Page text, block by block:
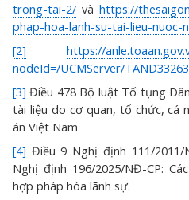
trong-tai-2/ và https://
phap-hoa-lanh-su-tai-lieu-nuoc-
[2]
https://
nodeId=/UCMServer/
[3] Điều 478 Bộ luật Tố tụng
tài liệu do cơ quan, tổ chức, cá
án Việt Nam
[4] Điều 9 Nghị định 111/
Nghị định 196/2025/NĐ-CP:
hợp pháp hóa lãnh sự.